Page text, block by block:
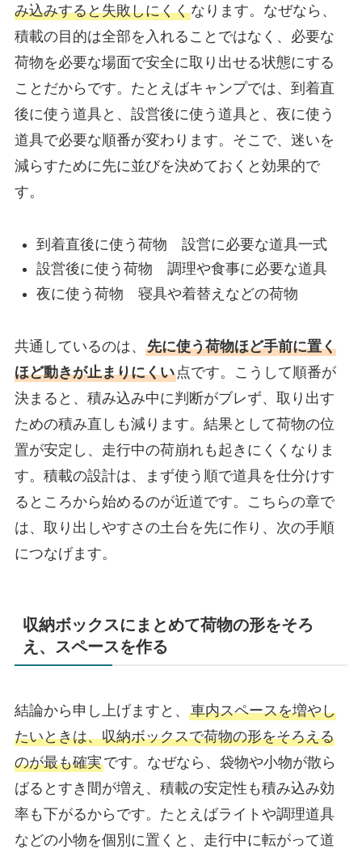
み込みすると失敗しにくくなります。なぜなら、
積載の目的は全部を入れることではなく、必要な
荷物を必要な場面で安全に取り出せる状態にする
ことだからです。たとえばキャンプでは、到着直
後に使う道具と、設営後に使う道具と、夜に使う
道具で必要な順番が変わります。そこで、迷いを
減らすために先に並びを決めておくと効果的で
す。
到着直後に使う荷物 設営に必要な道具一式
設営後に使う荷物 調理や食事に必要な道具
夜に使う荷物 寝具や着替えなどの荷物
共通しているのは、 先に使う荷物ほど手前に置く
ほど動きが止まりにくい点です。こうして順番が
決まると、積み込み中に判断がブレず、取り出す
ための積み直しも減ります。結果として荷物の位
置が安定し、走行中の荷崩れも起きにくくなりま
す。積載の設計は、まず使う順で道具を仕分けす
るところから始めるのが近道です。こちらの章で
は、取り出しやすさの土台を先に作り、次の手順
につなげます。
収納ボックスにまとめて荷物の形をそろ
え、スペースを作る
結論から申し上げますと、 車内スペースを増やし
たいときは、収納ボックスで荷物の形をそろえる
のが最も確実です。なぜなら、袋物や小物が散ら
ばるとすき間が増え、積載の安定性も積み込み効
率も下がるからです。たとえばライトや調理道具
などの小物を個別に置くと、走行中に転がって道